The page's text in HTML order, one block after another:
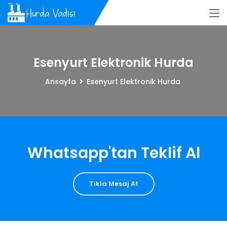
Esenyurt Elektronik Hurda
Ansayfa Esenyurt Elektronik Hurda
Whatsapp'tan Teklif Al
Tıkla Mesaj At